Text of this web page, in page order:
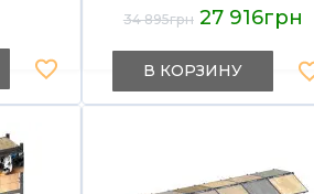
среднетемпературная,
34 895грн 27 916грн
В КОРЗИНУ